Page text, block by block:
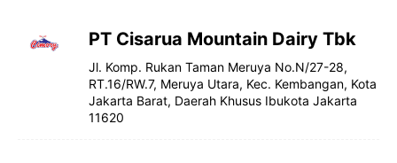
PT Cisarua Mountain Dairy Tbk
Jl. Komp. Rukan Taman Meruya No.N/27-28,
RT.16/RW.7, Meruya Utara, Kec. Kembangan, Kota
Jakarta Barat, Daerah Khusus Ibukota Jakarta
11620